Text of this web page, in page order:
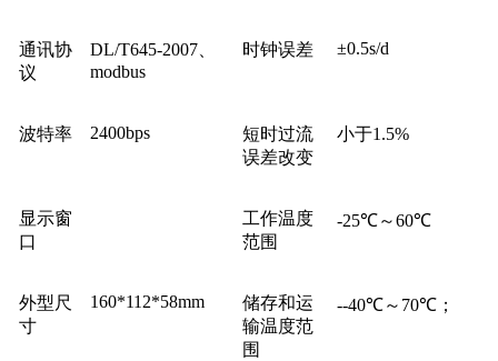
通讯协
议
DL/T645-2007、
modbus
时钟误差 ±0.5s/d
波特率 2400bps
短时过流
误差改变
小于1.5%
显示窗
口
工作温度
范围
-25℃～60℃
外型尺
寸
160*112*58mm
储存和运
输温度范
围
--40℃～70℃；